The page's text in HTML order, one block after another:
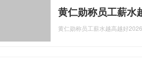
黄仁勋称员工薪水
黄仁勋称员工薪水越高越好